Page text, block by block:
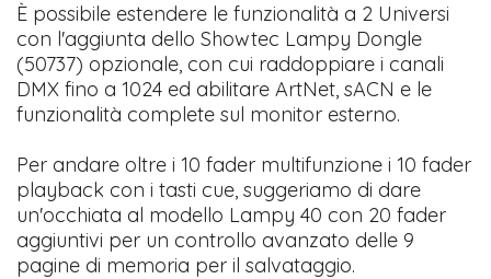
È possibile estendere le funzionalità a 2 Universi
con l'aggiunta dello Showtec Lampy Dongle
(50737) opzionale, con cui raddoppiare i canali
DMX fino a 1024 ed abilitare ArtNet, sACN e le
funzionalità complete sul monitor esterno.
Per andare oltre i 10 fader multifunzione i 10 fader
playback con i tasti cue, suggeriamo di dare
un'occhiata al modello Lampy 40 con 20 fader
aggiuntivi per un controllo avanzato delle 9
pagine di memoria per il salvataggio. ​